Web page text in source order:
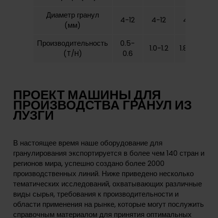
Диаметр гранул
(мм)
4-12 4-12 4-12
Производительность
(T/H)
0.5-
0.6
1.0-1.2 1.8-2.0
ПРОЕКТ МАШИНЫ ДЛЯ
ПРОИЗВОДСТВА ГРАНУЛ ИЗ
ЛУЗГИ
В настоящее время наше оборудование для
гранулирования экспортируется в более чем 140 стран и
регионов мира, успешно создано более 2000
производственных линий. Ниже приведено несколько
тематических исследований, охватывающих различные
виды сырья, требования к производительности и
области применения на рынке, которые могут послужить
справочным материалом для принятия оптимальных